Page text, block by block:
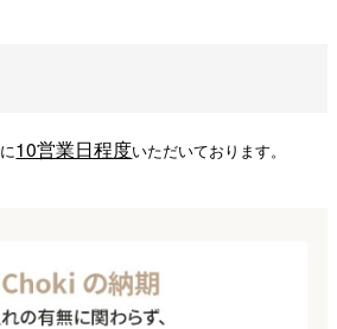
10営業日程度いただいております。